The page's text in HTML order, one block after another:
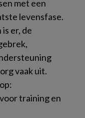
met een
levensfase.
er, de
vaak uit.
training en